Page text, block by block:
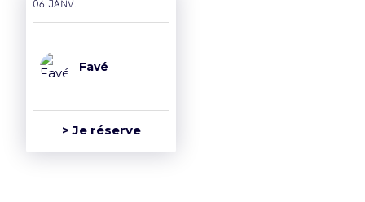
06 janv.
Favé
> Je réserve